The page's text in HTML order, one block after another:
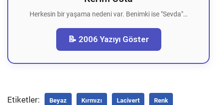
Herkesin bir yaşama nedeni var. Benimki ise "Sevda"…
📝 2006 Yazıyı Göster
Etiketler: Beyaz Kırmızı Lacivert Renk